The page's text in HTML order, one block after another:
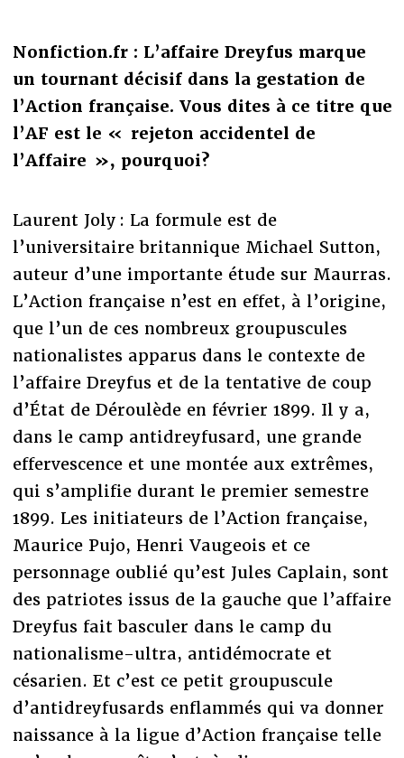
Nonfiction.fr : L’affaire Dreyfus marque
un tournant décisif dans la gestation de
l’Action française. Vous dites à ce titre que
l’AF est le « rejeton accidentel de
l’Affaire », pourquoi?
Laurent Joly : La formule est de
l’universitaire britannique Michael Sutton,
auteur d’une importante étude sur Maurras.
L’Action française n’est en effet, à l’origine,
que l’un de ces nombreux groupuscules
nationalistes apparus dans le contexte de
l’affaire Dreyfus et de la tentative de coup
d’État de Déroulède en février 1899. Il y a,
dans le camp antidreyfusard, une grande
effervescence et une montée aux extrêmes,
qui s’amplifie durant le premier semestre
1899. Les initiateurs de l’Action française,
Maurice Pujo, Henri Vaugeois et ce
personnage oublié qu’est Jules Caplain, sont
des patriotes issus de la gauche que l’affaire
Dreyfus fait basculer dans le camp du
nationalisme-ultra, antidémocrate et
césarien. Et c’est ce petit groupuscule
d’antidreyfusards enflammés qui va donner
naissance à la ligue d’Action française telle